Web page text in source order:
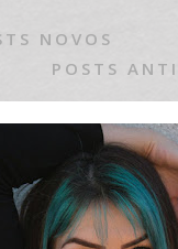
NOVOS
POSTS